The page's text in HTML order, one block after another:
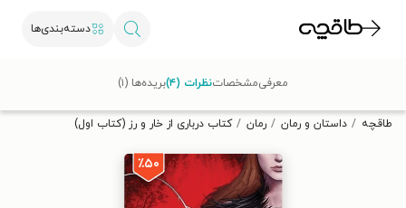
دسته‌بندی‌ها
تخفیف از طاقچه دریافت کن.
طاقچه داستان و رمان رمان کتاب درباری از خار و رز (کتاب اول)
٪۵۰
معرفیمشخصاتنظرات (۴) بریده‌ها (۱)